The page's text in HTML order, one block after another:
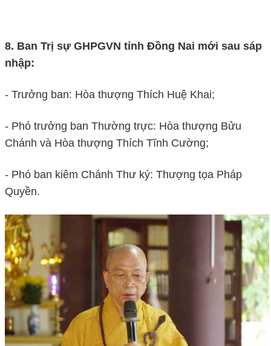
8. Ban Trị sự GHPGVN tỉnh Đồng Nai mới sau sáp
nhập:
- Trưởng ban: Hòa thượng Thích Huệ Khai;
- Phó trưởng ban Thường trực: Hòa thượng Bửu
Chánh và Hòa thượng Thích Tĩnh Cường;
- Phó ban kiêm Chánh Thư ký: Thượng tọa Pháp
Quyền.